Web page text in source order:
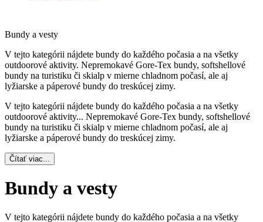
Bundy a vesty
V tejto kategórii nájdete bundy do každého počasia a na všetky
outdoorové aktivity. Nepremokavé Gore-Tex bundy, softshellové
bundy na turistiku či skialp v mierne chladnom počasí, ale aj
lyžiarske a páperové bundy do treskúcej zimy.
V tejto kategórii nájdete bundy do každého počasia a na všetky
outdoorové aktivity... Nepremokavé Gore-Tex bundy, softshellové
bundy na turistiku či skialp v mierne chladnom počasí, ale aj
lyžiarske a páperové bundy do treskúcej zimy.
Čítať viac...
Bundy a vesty
V tejto kategórii nájdete bundy do každého počasia a na všetky